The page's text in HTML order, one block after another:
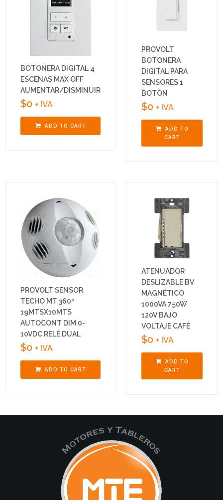
BOTONERA DIGITAL 4
ESCENAS MAX OFF
AUMENTAR/DISMINUIR
$0 + IVA
ADD TO CART
PROVOLT
BOTONERA
DIGITAL PARA
SENSORES 1
BOTÓN
$0 + IVA
ADD TO
CART
PROVOLT SENSOR
TECHO MT 360º
19MTSX10MTS
AUTOCONT DIM 0-
10VDC RELÉ DUAL
$0 + IVA
ADD TO CART
ATENUADOR
DESLIZABLE BV
MAGNÉTICO
1000VA 750W
120V BAJO
VOLTAJE CAFÉ
$0 + IVA
ADD TO
CART